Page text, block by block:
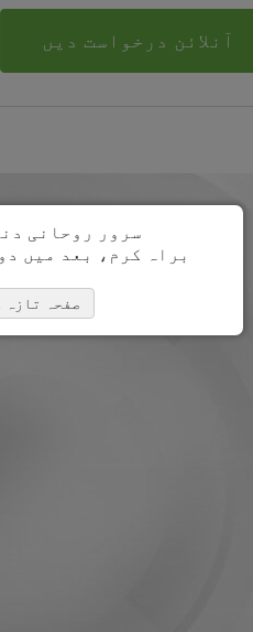
آنلائن درخواست دیں
سرور روحانی
براہ کرم، بعد میں
صفحہ تازہ